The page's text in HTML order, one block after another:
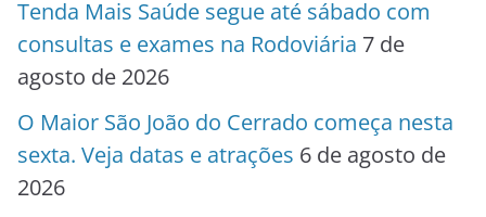
Tenda Mais Saúde segue até sábado com
consultas e exames na Rodoviária 7 de
agosto de 2026
O Maior São João do Cerrado começa nesta
sexta. Veja datas e atrações 6 de agosto de
2026